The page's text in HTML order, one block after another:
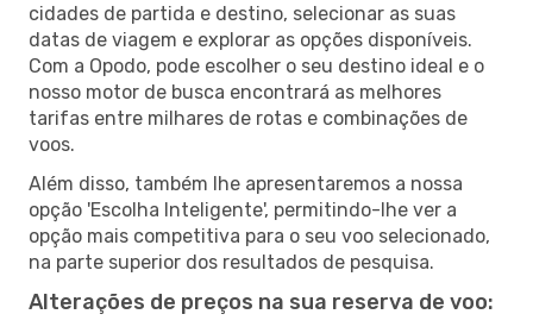
cidades de partida e destino, selecionar as suas
datas de viagem e explorar as opções disponíveis.
Com a Opodo, pode escolher o seu destino ideal e o
nosso motor de busca encontrará as melhores
tarifas entre milhares de rotas e combinações de
voos.
Além disso, também lhe apresentaremos a nossa
opção 'Escolha Inteligente', permitindo-lhe ver a
opção mais competitiva para o seu voo selecionado,
na parte superior dos resultados de pesquisa.
Alterações de preços na sua reserva de voo: